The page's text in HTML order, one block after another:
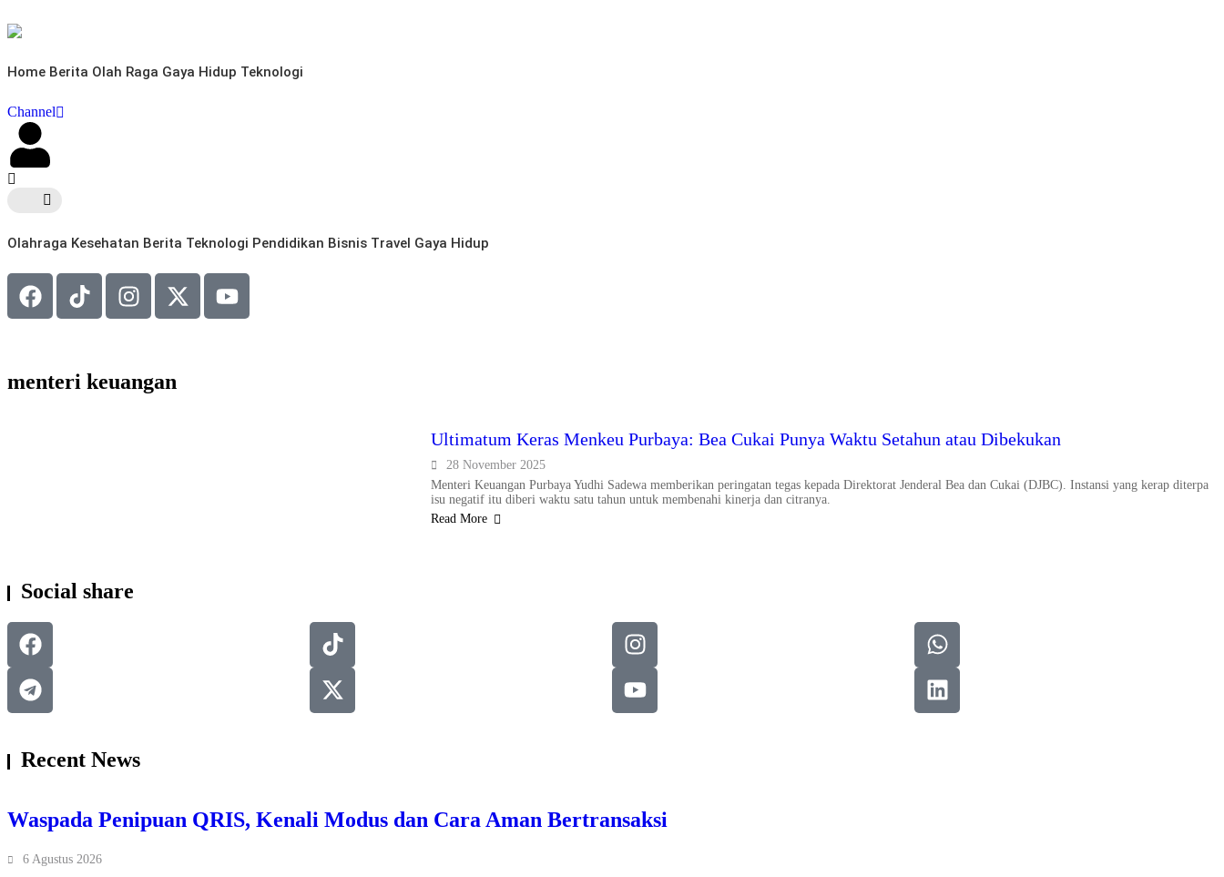
Home Berita Olah Raga Gaya Hidup Teknologi
Channel
Olahraga Kesehatan Berita Teknologi Pendidikan Bisnis Travel Gaya Hidup
menteri keuangan
Ultimatum Keras Menkeu Purbaya: Bea Cukai Punya Waktu Setahun atau Dibekukan
28 November 2025
Menteri Keuangan Purbaya Yudhi Sadewa memberikan peringatan tegas kepada Direktorat Jenderal Bea dan Cukai (DJBC). Instansi yang kerap diterpa
isu negatif itu diberi waktu satu tahun untuk membenahi kinerja dan citranya.
Read More
Social share
Recent News
Waspada Penipuan QRIS, Kenali Modus dan Cara Aman Bertransaksi
6 Agustus 2026